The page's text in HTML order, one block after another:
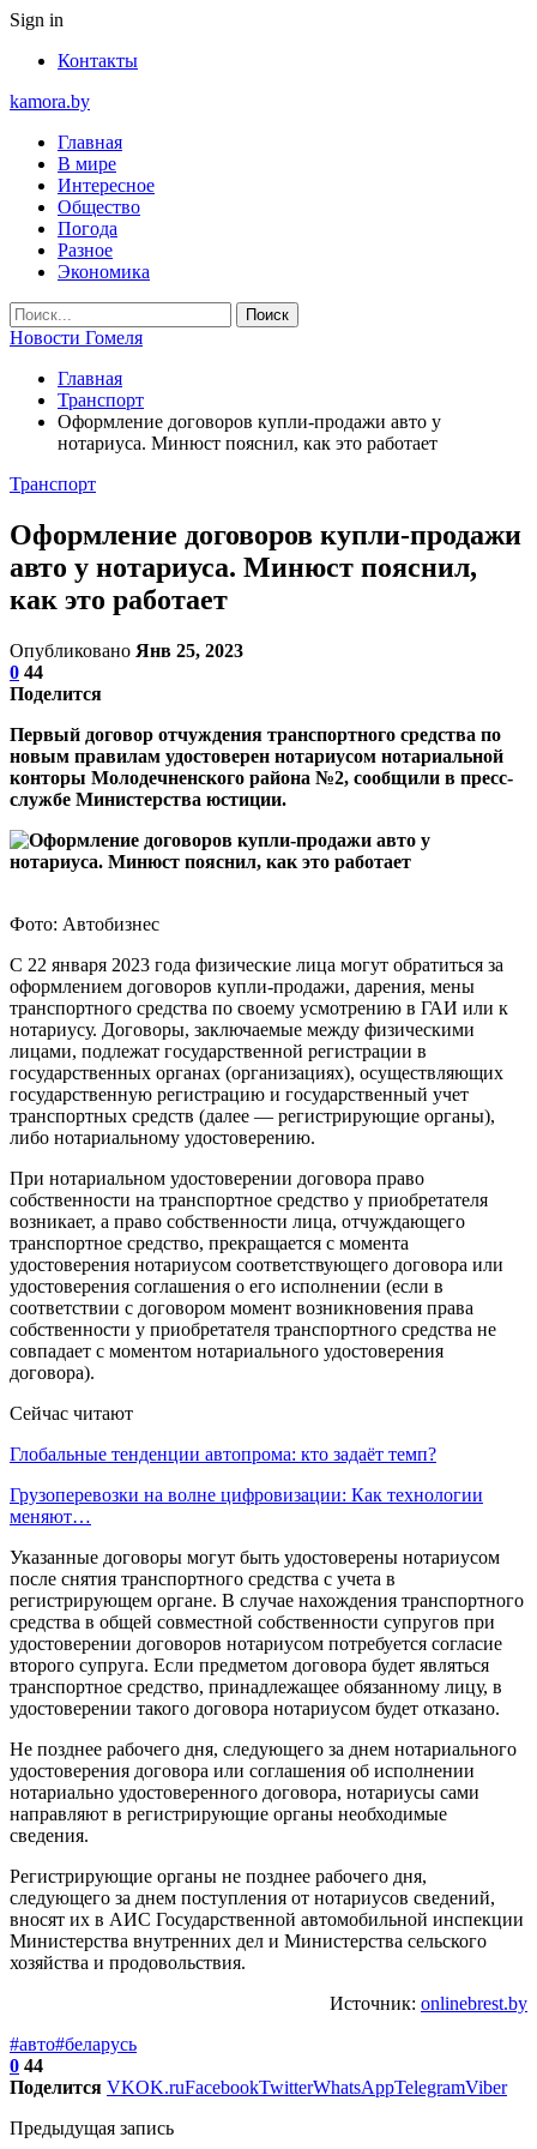
Sign in
Контакты
kamora.by
Главная
В мире
Интересное
Общество
Погода
Разное
Экономика
Новости Гомеля
Главная
Транспорт
Оформление договоров купли-продажи авто у
нотариуса. Минюст пояснил, как это работает
Транспорт
Оформление договоров купли-продажи
авто у нотариуса. Минюст пояснил,
как это работает
Опубликовано Янв 25, 2023
0 44
Поделится
Первый договор отчуждения транспортного средства по
новым правилам удостоверен нотариусом нотариальной
конторы Молодечненского района №2, сообщили в пресс-
службе Министерства юстиции.
Фото: Автобизнес
С 22 января 2023 года физические лица могут обратиться за
оформлением договоров купли-продажи, дарения, мены
транспортного средства по своему усмотрению в ГАИ или к
нотариусу. Договоры, заключаемые между физическими
лицами, подлежат государственной регистрации в
государственных органах (организациях), осуществляющих
государственную регистрацию и государственный учет
транспортных средств (далее — регистрирующие органы),
либо нотариальному удостоверению.
При нотариальном удостоверении договора право
собственности на транспортное средство у приобретателя
возникает, а право собственности лица, отчуждающего
транспортное средство, прекращается с момента
удостоверения нотариусом соответствующего договора или
удостоверения соглашения о его исполнении (если в
соответствии с договором момент возникновения права
собственности у приобретателя транспортного средства не
совпадает с моментом нотариального удостоверения
договора).
Сейчас читают
Глобальные тенденции автопрома: кто задаёт темп?
Грузоперевозки на волне цифровизации: Как технологии
меняют…
Указанные договоры могут быть удостоверены нотариусом
после снятия транспортного средства с учета в
регистрирующем органе. В случае нахождения транспортного
средства в общей совместной собственности супругов при
удостоверении договоров нотариусом потребуется согласие
второго супруга. Если предметом договора будет являться
транспортное средство, принадлежащее обязанному лицу, в
удостоверении такого договора нотариусом будет отказано.
Не позднее рабочего дня, следующего за днем нотариального
удостоверения договора или соглашения об исполнении
нотариально удостоверенного договора, нотариусы сами
направляют в регистрирующие органы необходимые
сведения.
Регистрирующие органы не позднее рабочего дня,
следующего за днем поступления от нотариусов сведений,
вносят их в АИС Государственной автомобильной инспекции
Министерства внутренних дел и Министерства сельского
хозяйства и продовольствия.
Источник: onlinebrest.by
#авто#беларусь
0 44
Поделится VKOK.ruFacebookTwitterWhatsAppTelegramViber
Предыдущая запись